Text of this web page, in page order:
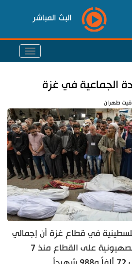
البث المباشر
الجماعية في غزة
في قطاع غزة أن إجمالي
عدد ضحايا الهجمات الصهيونية على القطاع منذ 7